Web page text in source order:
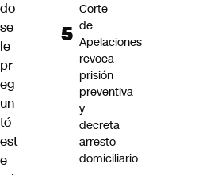
do
se
le
pr
eg
un
tó
est
e
Corte
de
Apelaciones
revoca
prisión
preventiva
y
decreta
arresto
domiciliario